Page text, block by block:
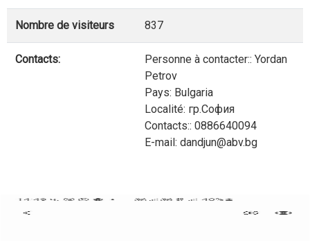
Nombre de visiteurs 837
Contacts:
Personne à contacter:: Yordan
Petrov
Pays: Bulgaria
Localité: гр.София
Contacts:: 0886640094
E-mail: dandjun@abv.bg